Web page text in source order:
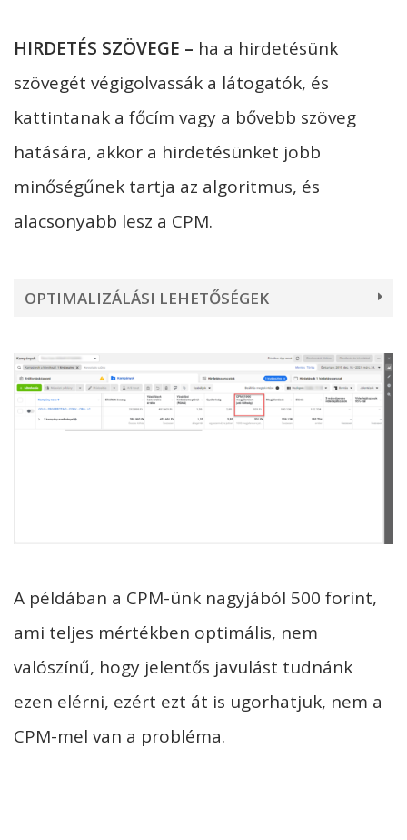
HIRDETÉS SZÖVEGE – ha a hirdetésünk
szövegét végigolvassák a látogatók, és
kattintanak a főcím vagy a bővebb szöveg
hatására, akkor a hirdetésünket jobb
minőségűnek tartja az algoritmus, és
alacsonyabb lesz a CPM.
OPTIMALIZÁLÁSI LEHETŐSÉGEK
A példában a CPM-ünk nagyjából 500 forint,
ami teljes mértékben optimális, nem
valószínű, hogy jelentős javulást tudnánk
ezen elérni, ezért ezt át is ugorhatjuk, nem a
CPM-mel van a probléma.